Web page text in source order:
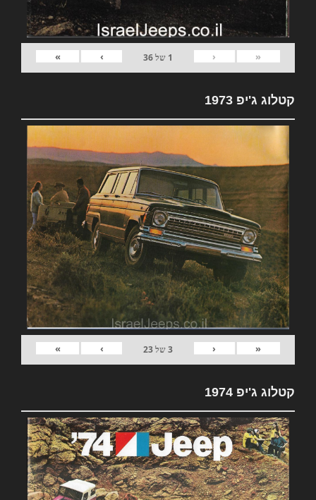
«
‹
1 של36
›
»
קטלוג ג'יפ 1973
«
‹
3של23
›
»
קטלוג ג'יפ 1974